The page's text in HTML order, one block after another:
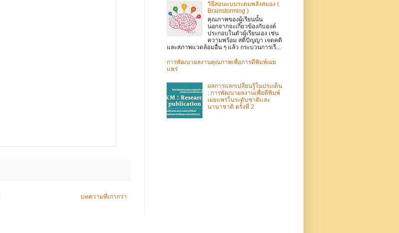
บทความที่เก่ากว่า
วิธีสอนแบบระดมพลังสมอง (
Brainstorming )
คุณภาพของผู้เรียนนั้น
นอกจากจะเกี่ยวข้องกับองค์
ประกอบในตัวผู้เรียนเอง เช่น
ความพร้อม สติปัญญา เจตคติ
และสภาพแวดล้อมอื่น ๆ แล้ว กระบวนการเรี...
การพัฒนาผลงานคุณภาพเพื่อการตีพิมพ์เผย
แพร่
ผลการแลกเปลี่ยนรู้ในประเด็น
: การพัฒนาผลงานเพื่อตีพิมพ์
เผยแพร่ในระดับชาติและ
นานาชาติ ครั้งที่ 2